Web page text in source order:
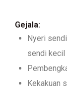
Gejala:
Nyeri
sendi kecil
Kekakuan